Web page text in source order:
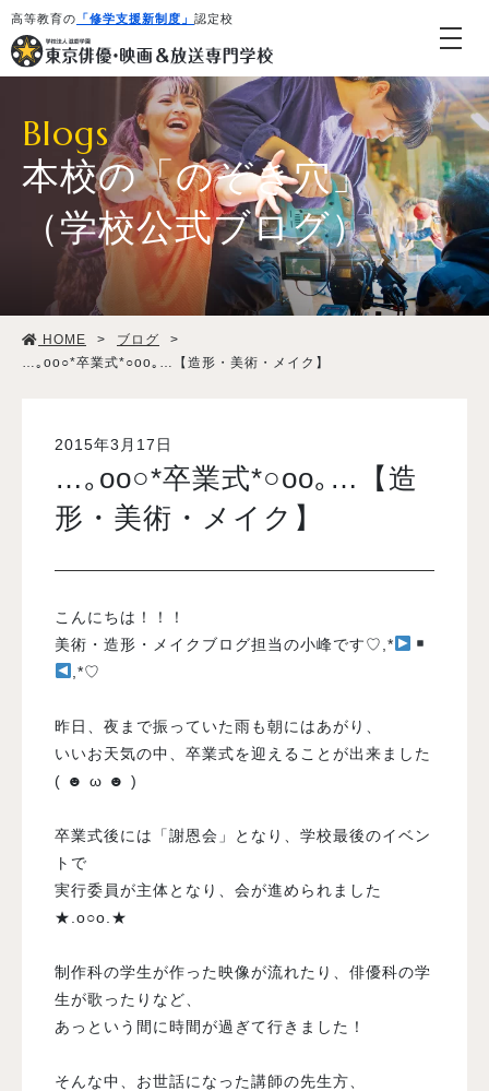
高等教育の 「修学支援新制度」 認定校
学校紹介・教育システム
専攻・コース紹介
就職・デビュー
学校情報
訪問者別メニュー
Blogs
本校の「のぞき穴」
（学校公式ブログ）
HOME > ブログ
>
…｡oо○*卒業式*○оo｡…【造形・美術・メイク】
2015年3月17日
…｡oо○*卒業式*○оo｡…【造
形・美術・メイク】
こんにちは！！！
美術・造形・メイクブログ担当の小峰です♡,*
,*♡
昨日、夜まで振っていた雨も朝にはあがり、
いいお天気の中、卒業式を迎えることが出来ました
( ☻ ω ☻ )
卒業式後には「謝恩会」となり、学校最後のイベン
トで
実行委員が主体となり、会が進められました
★.o○o.★
制作科の学生が作った映像が流れたり、俳優科の学
生が歌ったりなど、
あっという間に時間が過ぎて行きました！
そんな中、お世話になった講師の先生方、